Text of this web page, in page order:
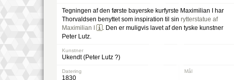
Tegningen af den første bayerske kurfyrste Maximilian I har
Thorvaldsen benyttet som inspiration til sin rytterstatue af
Maximilian I
. Den er muligvis lavet af den tyske kunstner
Peter Lutz.
Kunstner
Ukendt (Peter Lutz ?)
Datering
1830
Mål